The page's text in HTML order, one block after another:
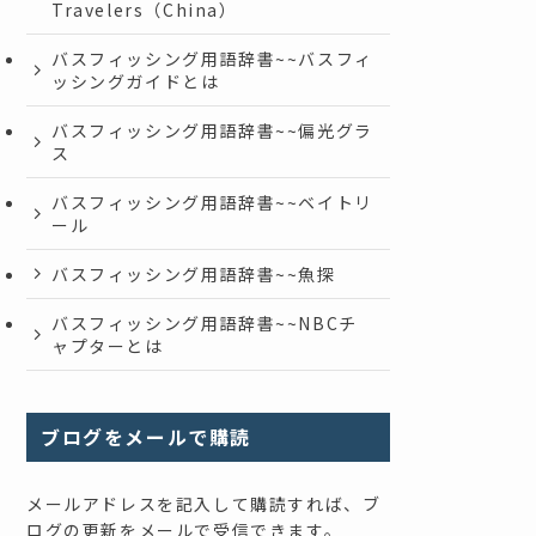
Travelers（China）
バスフィッシング用語辞書~~バスフィ
ッシングガイドとは
バスフィッシング用語辞書~~偏光グラ
ス
バスフィッシング用語辞書~~ベイトリ
ール
バスフィッシング用語辞書~~魚探
バスフィッシング用語辞書~~NBCチ
ャプターとは
ブログをメールで購読
メールアドレスを記入して購読すれば、ブ
ログの更新をメールで受信できます。